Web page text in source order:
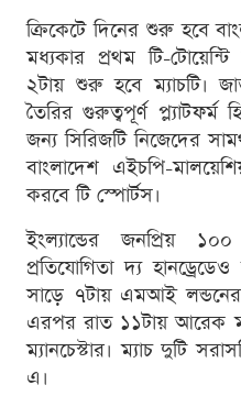
ক্রিকেটে দিনের শুরু হবে
মধ্যকার প্রথম টি-
২টায় শুরু হবে ম্যাচটি।
তৈরির গুরুত্বপূর্ণ
জন্য সিরিজটি নিজেদের
বাংলাদেশ এইচপি-
করবে টি স্পোর্টস।
ইংল্যান্ডের জনপ্রিয়
প্রতিযোগিতা দ্য
সাড়ে ৭টায় এমআই
এরপর রাত ১১টায় আরেক
ম্যানচেস্টার। ম্যাচ দুটি
এ।